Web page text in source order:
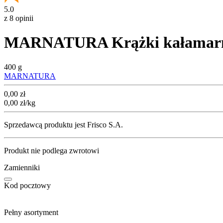
5.0
z 8 opinii
MARNATURA Krążki
400 g
MARNATURA
Cena
0,00 zł
0,00 zł/kg
Sprzedawcą produktu jest Frisco S.A.
Produkt nie podlega zwrotowi
Zamienniki
Kod pocztowy
Pełny asortyment